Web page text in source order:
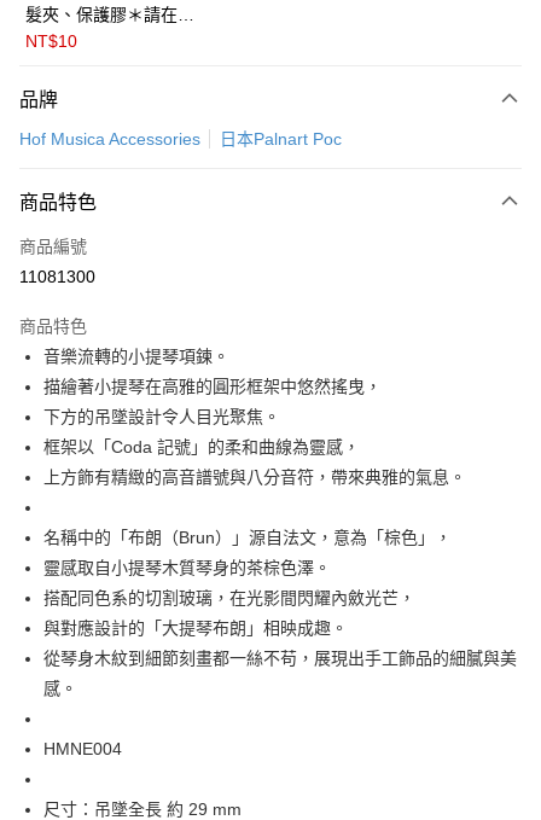
ATM付款
付款後萊爾富取貨
付款後7-11取貨
宅配
每筆NT$60，滿NT$1,000(含以上)免運費
海外配送
髮夾、保護膠＊請在訂
單備註商品及欲修改的
PalnartPoc + 🇬🇧英國
FABLE 寓言
NT$10
品牌
Hof Musica Accessories 日本Palnart Poc
商品特色
商品編號
11081300
商品特色
音樂流轉的小提琴項鍊。
描繪著小提琴在高雅的圓形框架中悠然搖曳，
下方的吊墜設計令人目光聚焦。
框架以「Coda 記號」的柔和曲線為靈感，
上方飾有精緻的高音譜號與八分音符，帶來典雅的氣息。
名稱中的「布朗（Brun）」源自法文，意為「棕色」，
靈感取自小提琴木質琴身的茶棕色澤。
搭配同色系的切割玻璃，在光影間閃耀內斂光芒，
與對應設計的「大提琴布朗」相映成趣。
從琴身木紋到細節刻畫都一絲不苟，展現出手工飾品的細膩與美
感。
HMNE004
尺寸：吊墜全長 約 29 mm